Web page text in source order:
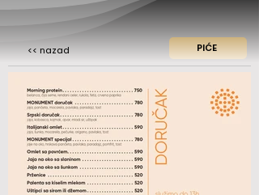
<< nazad PIĆE